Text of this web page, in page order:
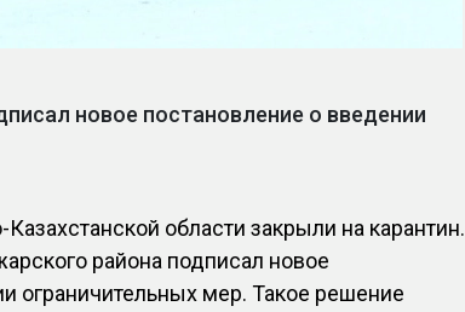
новое постановление о введении
области закрыли на карантин.
района подписал новое
ограничительных мер. Такое решение